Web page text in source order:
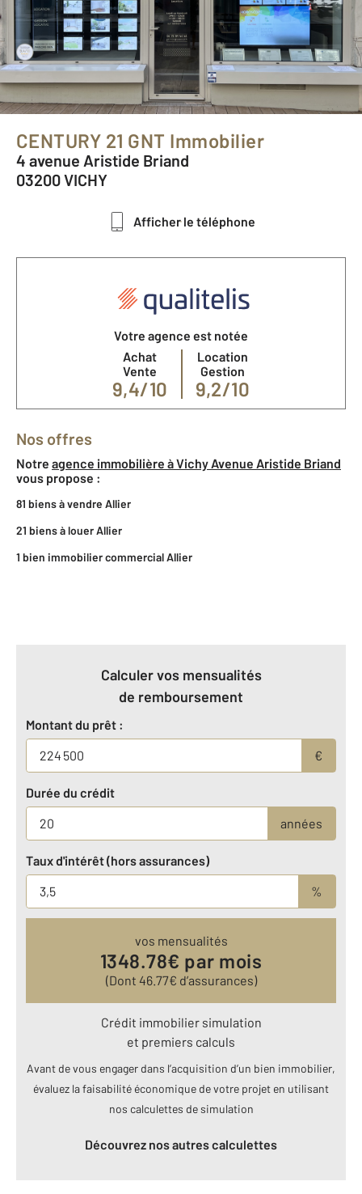
CENTURY 21 GNT Immobilier
4 avenue Aristide Briand
03200 VICHY
Afficher le téléphone
Votre agence est notée
Achat
Vente
9,4/10
Location
Gestion
9,2/10
Nos offres
Notre agence immobilière à Vichy Avenue Aristide Briand
vous propose :
81 biens à vendre Allier
21 biens à louer Allier
1 bien immobilier commercial Allier
Calculer vos mensualités
de remboursement
Montant du prêt :
€
Durée du crédit
années
Taux d'intérêt (hors assurances)
%
vos mensualités
1348.78€ par mois
(Dont 46.77€ d’assurances)
Crédit immobilier simulation
et premiers calculs
Avant de vous engager dans l’acquisition d’un bien immobilier,
évaluez la faisabilité économique de votre projet en utilisant
nos calculettes de simulation
Découvrez nos autres calculettes